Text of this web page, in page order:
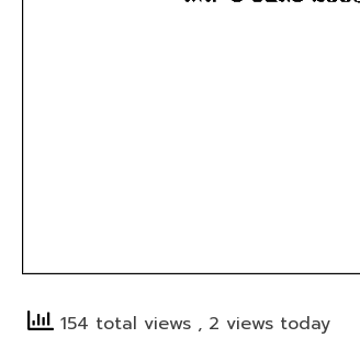
154 total views , 2 views today